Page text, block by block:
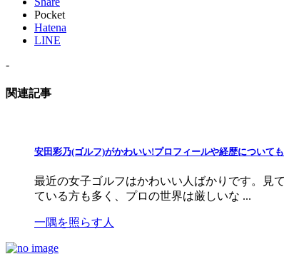
Pocket
Hatena
LINE
-
関連記事
安田彩乃(ゴルフ)がかわいい!プロフィールや経歴について
最近の女子ゴルフはかわいい人ばかりです。見
ている方も多く、プロの世界は厳しいな ...
一隅を照らす人